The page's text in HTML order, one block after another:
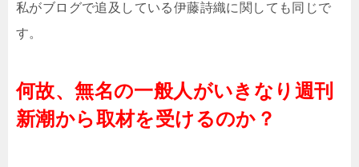
私がブログで追及している伊藤詩織に関しても同じで
す。
何故、無名の一般人がいきなり週刊
新潮から取材を受けるのか？